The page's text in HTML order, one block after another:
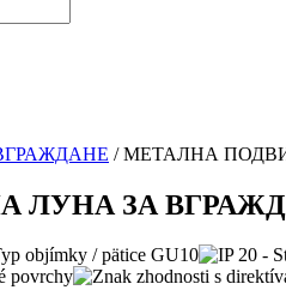
/ МЕТАЛНА
ЗА